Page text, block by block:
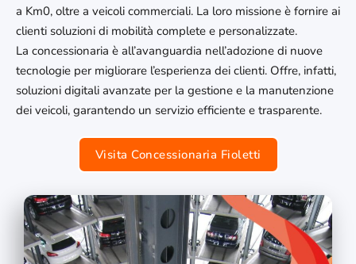
a Km0, oltre a veicoli commerciali. La loro missione è fornire ai
clienti soluzioni di mobilità complete e personalizzate.
La concessionaria è all’avanguardia nell’adozione di nuove
tecnologie per migliorare l’esperienza dei clienti. Offre, infatti,
soluzioni digitali avanzate per la gestione e la manutenzione
dei veicoli, garantendo un servizio efficiente e trasparente.
Visita Concessionaria Fioletti